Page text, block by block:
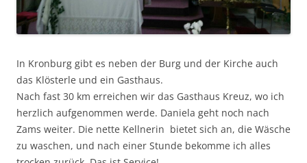
In Kronburg gibt es neben der Burg und der Kirche auch
das Klösterle und ein Gasthaus.
Nach fast 30 km erreichen wir das Gasthaus Kreuz, wo ich
herzlich aufgenommen werde. Daniela geht noch nach
Zams weiter. Die nette Kellnerin bietet sich an, die Wäsche
zu waschen, und nach einer Stunde bekomme ich alles